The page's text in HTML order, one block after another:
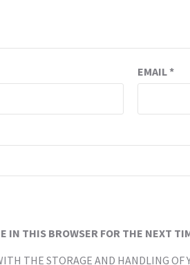
EMAIL*
IN THIS BROWSER FOR THE NEXT
THE STORAGE AND HANDLING OF